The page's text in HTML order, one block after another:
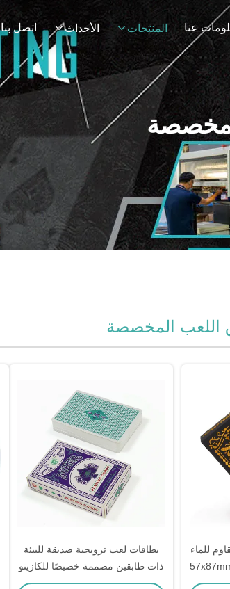
عنا المنتجات الأحداث اتصل بنا
اللعب المخصصة
للماء
ذات الشعار الشخصي في 57x87mm
بطاقات لعب ترويجية صديقة للبيئة
ذات طابقين مصممة خصيصًا للكازينو
والإعلانات